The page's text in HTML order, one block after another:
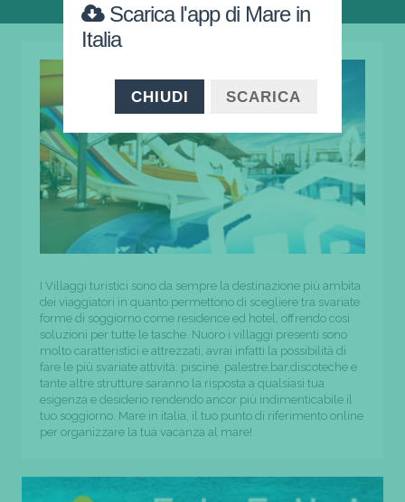
I Villaggi turistici sono da sempre la destinazione più ambita
dei viaggiatori in quanto permettono di scegliere tra svariate
forme di soggiorno come residence ed hotel, offrendo così
soluzioni per tutte le tasche. Nuoro i villaggi presenti sono
molto caratteristici e attrezzati, avrai infatti la possibilità di
fare le più svariate attività: piscine, palestre,bar,discoteche e
tante altre strutture saranno la risposta a qualsiasi tua
esigenza e desiderio rendendo ancor più indimenticabile il
tuo soggiorno. Mare in italia, il tuo punto di riferimento online
per organizzare la tua vacanza al mare!
Scarica l'app di Mare in
Italia
CHIUDI SCARICA